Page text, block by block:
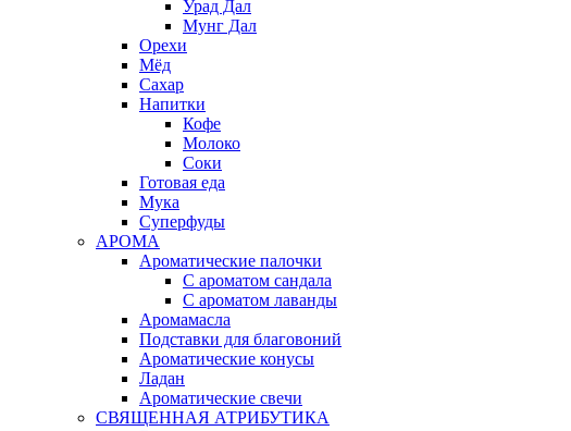
Урад Дал
Мунг Дал
Орехи
Мёд
Сахар
Напитки
Кофе
Молоко
Соки
Готовая еда
Мука
Суперфуды
АРОМА
Ароматические палочки
С ароматом сандала
С ароматом лаванды
Аромамасла
Подставки для благовоний
Ароматические конусы
Ладан
Ароматические свечи
СВЯЩЕННАЯ АТРИБУТИКА